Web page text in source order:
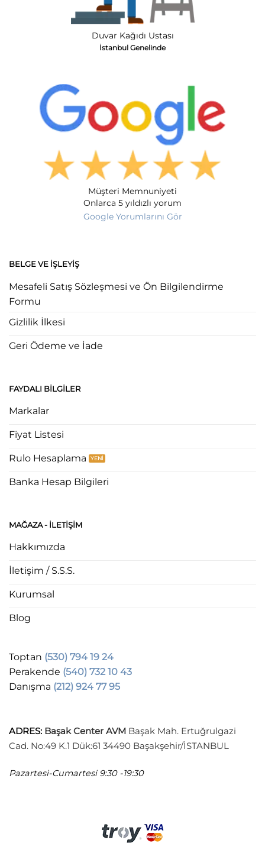
Duvar Kağıdı Ustası
İstanbul Genelinde
Müşteri Memnuniyeti
Onlarca 5 yıldızlı yorum
Google Yorumlarını Gör
BELGE VE İŞLEYIŞ
Mesafeli Satış Sözleşmesi ve Ön Bilgilendirme
Formu
Gizlilik İlkesi
Geri Ödeme ve İade
FAYDALI BILGILER
Markalar
Fiyat Listesi
Rulo Hesaplama
Banka Hesap Bilgileri
MAĞAZA - ILETIŞIM
Hakkımızda
İletişim / S.S.S.
Kurumsal
Blog
Toptan (530) 794 19 24
Perakende (540) 732 10 43
Danışma (212) 924 77 95
ADRES: Başak Center AVM Başak Mah. Ertuğrulgazi
Cad. No:49 K.1 Dük:61 34490 Başakşehir/İSTANBUL
Pazartesi-Cumartesi 9:30 -19:30